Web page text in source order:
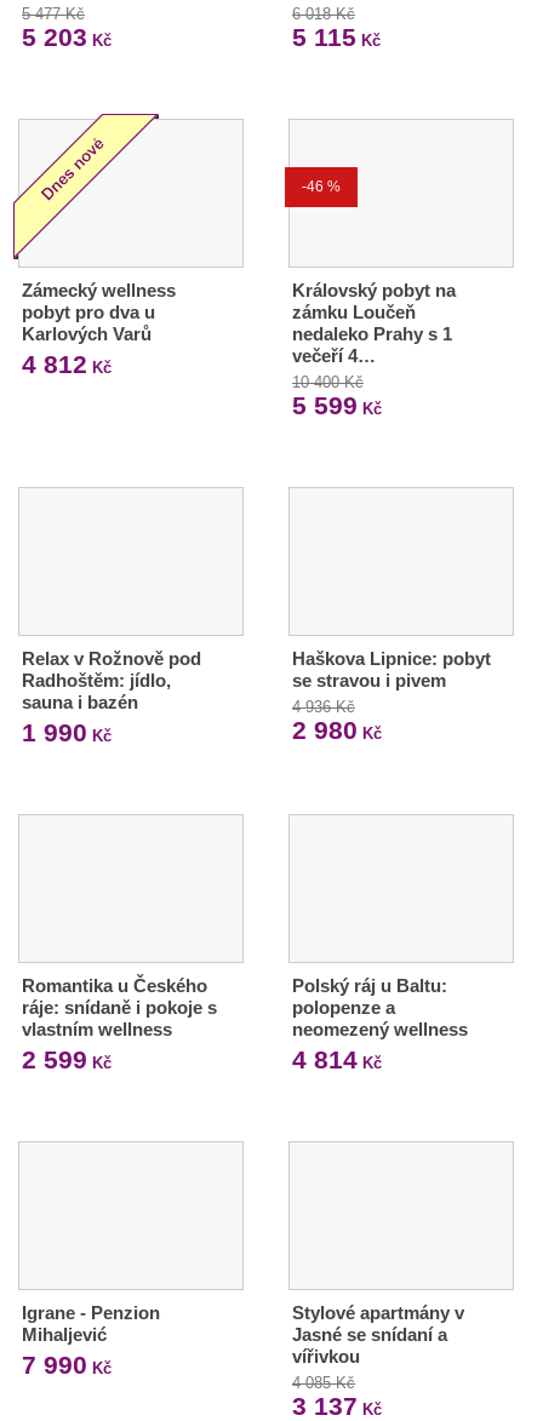
5 477 Kč
5 203 Kč
6 018 Kč
5 115 Kč
Zámecký wellness
pobyt pro dva u
Karlových Varů
4 812 Kč
-46 %
Královský pobyt na
zámku Loučeň
nedaleko Prahy s 1
večeří 4…
10 400 Kč
5 599 Kč
Relax v Rožnově pod
Radhoštěm: jídlo,
sauna i bazén
1 990 Kč
Haškova Lipnice: pobyt
se stravou i pivem
4 936 Kč
2 980 Kč
Romantika u Českého
ráje: snídaně i pokoje s
vlastním wellness
2 599 Kč
Polský ráj u Baltu:
polopenze a
neomezený wellness
4 814Kč
Igrane - Penzion
Mihaljević
7 990 Kč
Stylové apartmány v
Jasné se snídaní a
vířivkou
4 085 Kč
3 137 Kč